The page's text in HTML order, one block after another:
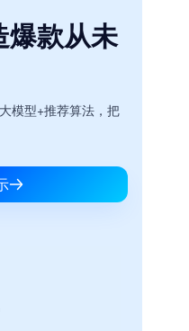
款从未
模型+推荐算法，把